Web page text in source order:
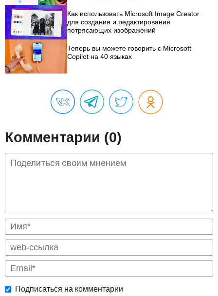
Как использовать Microsoft Image Creator
для создания и редактирования
потрясающих изображений
Теперь вы можете говорить с Microsoft
Copilot на 40 языках
Комментарии (0)
Подписаться на комментарии